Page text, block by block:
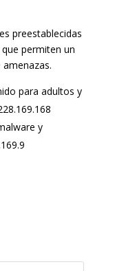
preestablecidas
permiten un
para adultos y
y